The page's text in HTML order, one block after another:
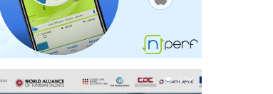
4.9K